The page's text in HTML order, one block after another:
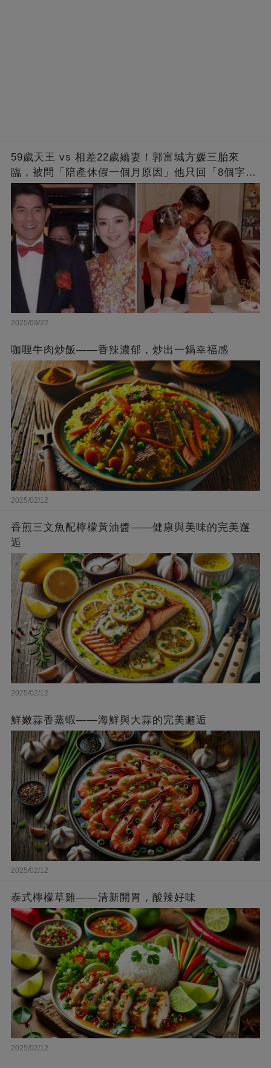
59歲天王 vs 相差22歲嬌妻！郭富城方媛三胎來
臨，被問「陪產休假一個月原因」他只回「8個字」
被贊爆
2025/09/22
咖喱牛肉炒飯——香辣濃郁，炒出一鍋幸福感
2025/02/12
香煎三文魚配檸檬黃油醬——健康與美味的完美邂
逅
2025/02/12
鮮嫩蒜香蒸蝦——海鮮與大蒜的完美邂逅
2025/02/12
泰式檸檬草雞——清新開胃，酸辣好味
2025/02/12